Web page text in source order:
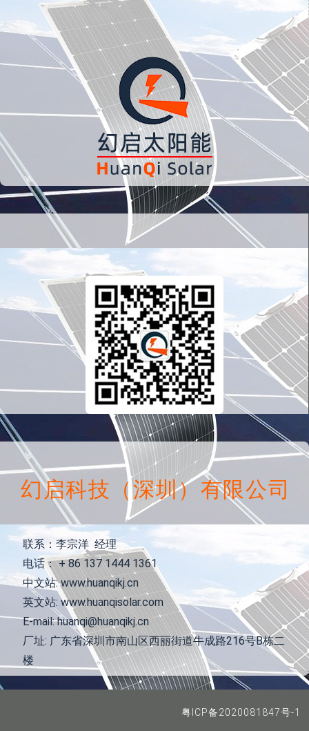
幻启科技（深圳）有限公司
联系：李宗洋 经理
电话： + 86 137 1444 1361
中文站: www.huanqikj.cn
英文站: www.huanqisolar.com
E-mail: huanqi@huanqikj.cn
厂址: 广东省深圳市南山区西丽街道牛成路216号B栋二
楼
粤ICP备2020081847号-1